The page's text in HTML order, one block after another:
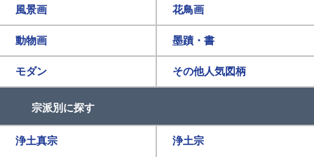
風景画 花鳥画
動物画 墨蹟・書
モダン その他人気図柄
宗派別に探す
浄土真宗 浄土宗